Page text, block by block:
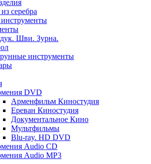
серебра
Шви. Зурна.
инструменты
DVD
Арменфильм Киностудия
Ереван Киностудия
Документальное Кино
Мультфильмы
Blu-ray. HD DVD
Audio CD
Audio MP3